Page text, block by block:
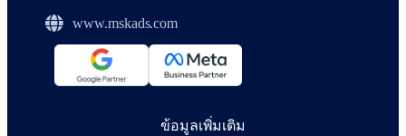
www.mskads.com
ข้อมูลเพิ่มเติม